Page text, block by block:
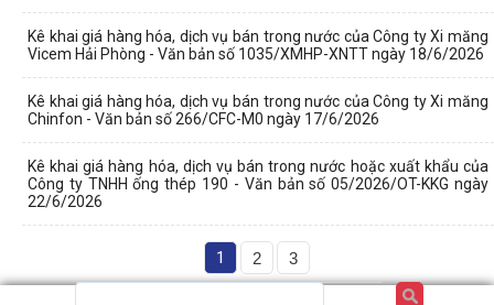
Kê khai giá hàng hóa, dịch vụ bán trong nước của Công ty Xi măng
Vicem Hải Phòng - Văn bản số 1035/XMHP-XNTT ngày 18/6/2026
Kê khai giá hàng hóa, dịch vụ bán trong nước của Công ty Xi măng
Chinfon - Văn bản số 266/CFC-M0 ngày 17/6/2026
Kê khai giá hàng hóa, dịch vụ bán trong nước hoặc xuất khẩu của
Công ty TNHH ống thép 190 - Văn bản số 05/2026/OT-KKG ngày
22/6/2026
1 2 3